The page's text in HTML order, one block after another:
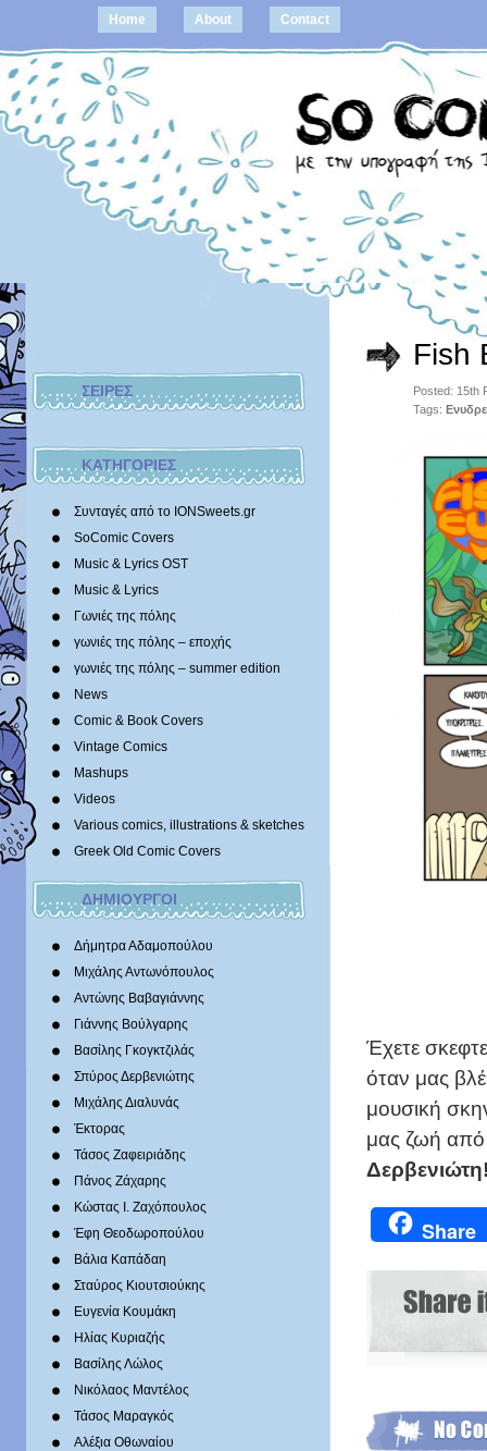
Home About Contact
ΣΕΙΡΕΣ
ΚΑΤΗΓΟΡΙΕΣ
Συνταγές από το IONSweets.gr
SoComic Covers
Music & Lyrics OST
Music & Lyrics
Γωνιές της πόλης
γωνιές της πόλης – εποχής
γωνιές της πόλης – summer edition
News
Comic & Book Covers
Vintage Comics
Mashups
Videos
Various comics, illustrations & sketches
Greek Old Comic Covers
ΔΗΜΙΟΥΡΓΟΙ
Δήμητρα Αδαμοπούλου
Μιχάλης Αντωνόπουλος
Αντώνης Βαβαγιάννης
Γιάννης Βούλγαρης
Βασίλης Γκογκτζιλάς
Σπύρος Δερβενιώτης
Mιχάλης Διαλυνάς
Έκτορας
Τάσος Ζαφειριάδης
Πάνος Ζάχαρης
Κώστας Ι. Ζαχόπουλoς
Έφη Θεοδωροπούλου
Βάλια Καπάδαη
Σταύρος Κιουτσιούκης
Ευγενία Κουμάκη
Ηλίας Κυριαζής
Βασίλης Λώλος
Νικόλαος Μαντέλος
Τάσος Μαραγκός
Αλέξια Οθωναίου
Fish
Posted: 15th
Tags:
Έχετε
όταν μας
μουσική
μας ζωή από
Share